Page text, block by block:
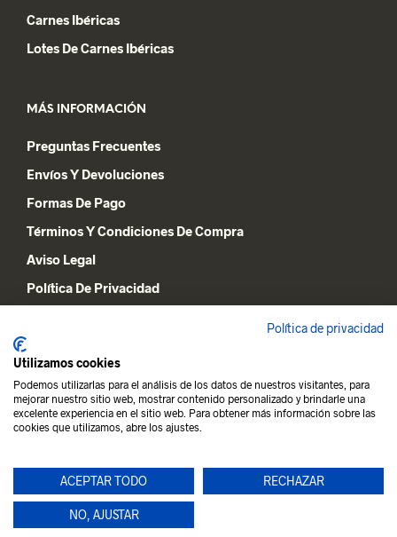
Carnes Ibéricas
Lotes De Carnes Ibéricas
MÁS INFORMACIÓN
Preguntas Frecuentes
Envíos Y Devoluciones
Formas De Pago
Términos Y Condiciones De Compra
Aviso Legal
Política De Privacidad
Lista De Deseos
Mi Cuenta
Política de privacidad
Utilizamos cookies
Podemos utilizarlas para el análisis de los datos de nuestros visitantes, para
mejorar nuestro sitio web, mostrar contenido personalizado y brindarle una
excelente experiencia en el sitio web. Para obtener más información sobre las
cookies que utilizamos, abre los ajustes.
ACEPTAR TODO RECHAZAR
NO, AJUSTAR